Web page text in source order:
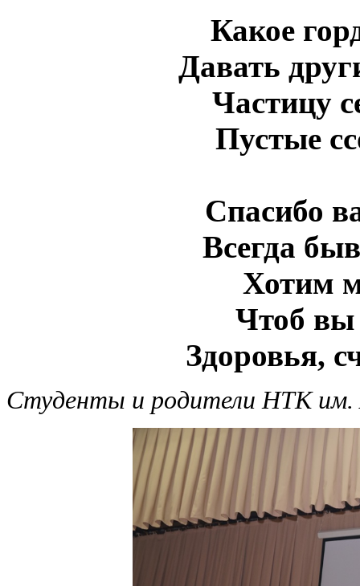
Какое
Давать
Частицу
Пустые
Спасибо
Всегда
Хотим
Чтоб вы
Здоровья,
Студенты и родители НТК